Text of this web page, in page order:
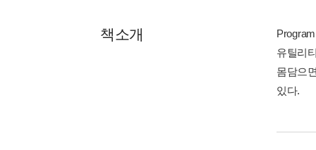
책소개
유틸리
몸담으
있다.